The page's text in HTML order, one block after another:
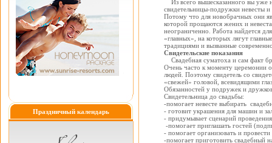
Праздничный календарь
Из всего вышесказанного вы уже
свидетельницы-подружки невесты
Потому что для новобрачных они
которой прощаются жених и
неограниченно. Работа найдется
«главных», на которых лягут
традициями и вызванные
Свидетельские показания
Свадебная суматоха и сам факт
Очень часто к моменту церемонии
людей. Поэтому свидетель со
«свежей» головой, всевидящими
Обязанностей у подружек и
Свидетельница до свадьбы:
-помогает невесте выбирать
- готовит украшения для машин и
- придумывает сценарий
-помогает приглашать гостей
- помогает организовать и
-помогает приготовить свадебный